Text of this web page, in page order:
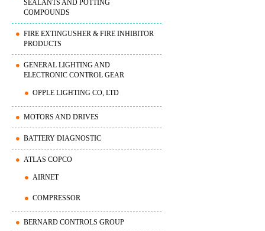
SEALANTS AND POTTING
COMPOUNDS
FIRE EXTINGUSHER & FIRE INHIBITOR
PRODUCTS
GENERAL LIGHTING AND
ELECTRONIC CONTROL GEAR
OPPLE LIGHTING CO, LTD
MOTORS AND DRIVES
BATTERY DIAGNOSTIC
ATLAS COPCO
AIRNET
COMPRESSOR
BERNARD CONTROLS GROUP